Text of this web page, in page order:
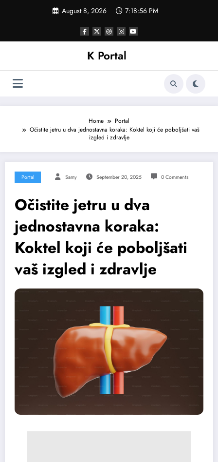
August 8, 2026 7:18:59 PM
K Portal
Home
Portal
Očistite jetru u dva jednostavna koraka: Koktel koji će poboljšati vaš
izgled i zdravlje
Portal Samy September 20, 2025 0 Comments
Očistite jetru u dva
jednostavna koraka:
Koktel koji će poboljšati
vaš izgled i zdravlje